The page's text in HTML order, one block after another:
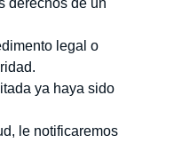
legal o
ya haya sido
le notificaremos